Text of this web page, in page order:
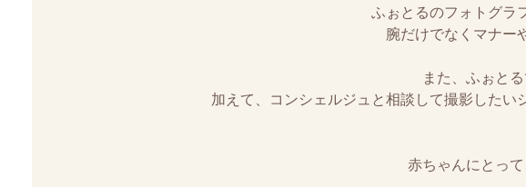
ふぉとるのフォトグラ
腕だけでなくマナー
また、ふぉと
加えて、コンシェルジュと相談して撮影した
赤ちゃんにとっ